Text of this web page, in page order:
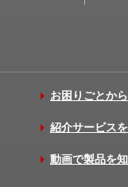
お困りごとか
紹介サービス
動画で製品を